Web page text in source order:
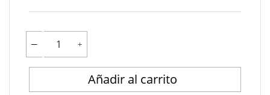
Añadir al carrito